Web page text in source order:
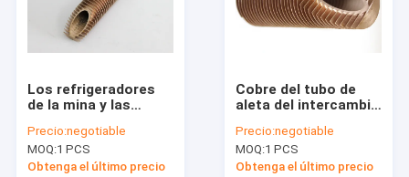
Los refrigeradores
de la mina y las
enfriamiento
integraron el alto
diámetro externo de
Precio:negotiable
MOQ:1 PCS
Obtenga el último precio
Cobre del tubo de
aleta del intercambio
calentador de agua
nacional en calderas
de condensación
Precio:negotiable
MOQ:1 PCS
Obtenga el último precio